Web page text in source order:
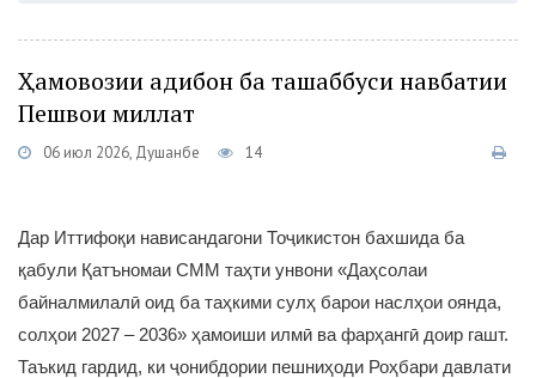
Ҳамовозии адибон ба ташаббуси навбатии
Пешвои миллат
06 июл 2026, Душанбе 14
Дар Иттифоқи нависандагони Тоҷикистон бахшида ба
қабули Қатъномаи СММ таҳти унвони «Даҳсолаи
байналмилалӣ оид ба таҳкими сулҳ барои наслҳои оянда,
солҳои 2027 – 2036» ҳамоиши илмӣ ва фарҳангӣ доир гашт.
Таъкид гардид, ки ҷонибдории пешниҳоди Роҳбари давлати